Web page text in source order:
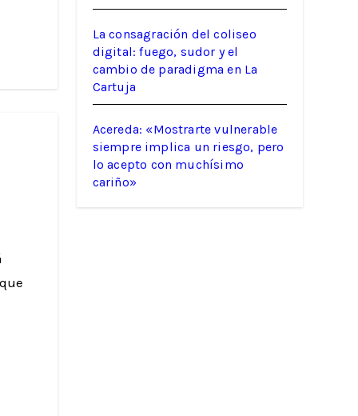
La consagración del coliseo
digital: fuego, sudor y el
cambio de paradigma en La
Cartuja
Acereda: «Mostrarte vulnerable
siempre implica un riesgo, pero
lo acepto con muchísimo
cariño»